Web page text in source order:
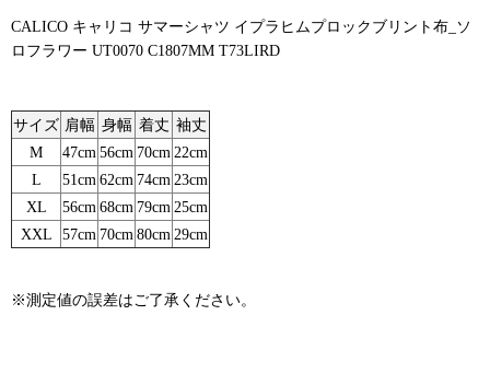
CALICO キャリコ サマーシャツ イプラヒムプロックブリント布_ソ
ロフラワー UT0070 C1807MM T73LIRD
サイズ 肩幅 身幅 着丈 袖丈
M
47cm 56cm 70cm 22cm
L
51cm 62cm 74cm 23cm
XL
56cm 68cm 79cm 25cm
XXL
57cm 70cm 80cm 29cm
※測定値の誤差はご了承ください。